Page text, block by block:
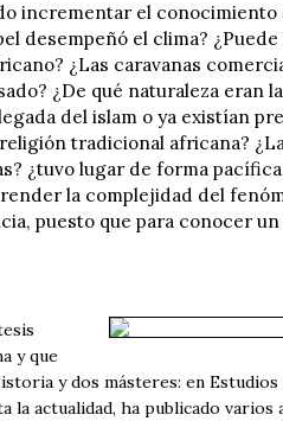
incrementar el conocimiento
desempeñó el clima? ¿Puede
¿Las caravanas
¿De qué naturaleza eran
del islam o ya existían
tradicional africana?
¿tuvo lugar de forma
la complejidad del
puesto que para conocer
y que
y dos másteres: en Estudios
la actualidad, ha publicado varios